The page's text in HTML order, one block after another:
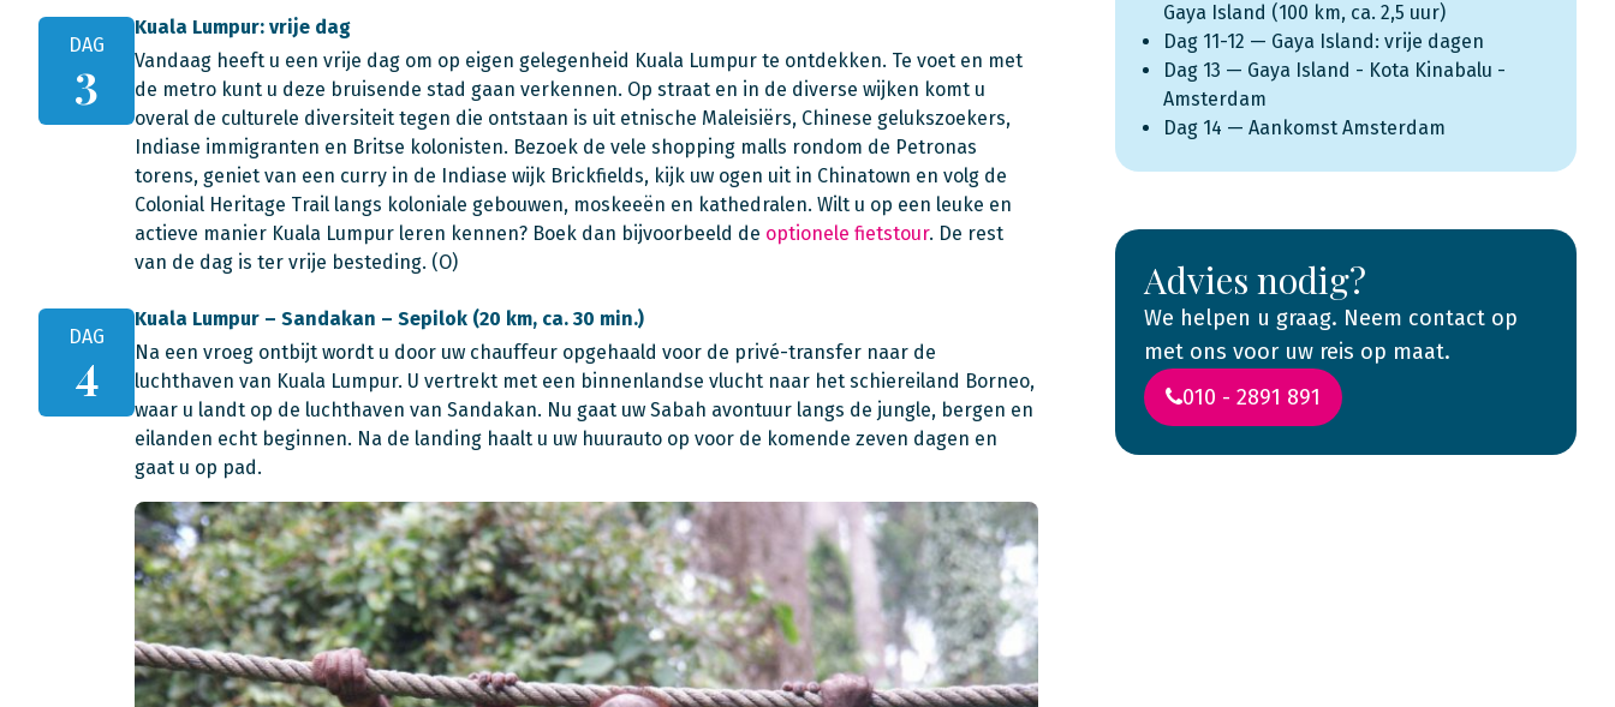
DAG
3
Kuala Lumpur: vrije dag
Vandaag heeft u een vrije dag om op eigen gelegenheid Kuala Lumpur te ontdekken. Te voet en met
de metro kunt u deze bruisende stad gaan verkennen. Op straat en in de diverse wijken komt u
overal de culturele diversiteit tegen die ontstaan is uit etnische Maleisiërs, Chinese gelukszoekers,
Indiase immigranten en Britse kolonisten. Bezoek de vele shopping malls rondom de Petronas
torens, geniet van een curry in de Indiase wijk Brickfields, kijk uw ogen uit in Chinatown en volg de
Colonial Heritage Trail langs koloniale gebouwen, moskeeën en kathedralen. Wilt u op een leuke en
actieve manier Kuala Lumpur leren kennen? Boek dan bijvoorbeeld de optionele fietstour. De rest
van de dag is ter vrije besteding. (O)
DAG
4
Kuala Lumpur – Sandakan – Sepilok (20 km, ca. 30 min.)
Na een vroeg ontbijt wordt u door uw chauffeur opgehaald voor de privé-transfer naar de
luchthaven van Kuala Lumpur. U vertrekt met een binnenlandse vlucht naar het schiereiland Borneo,
waar u landt op de luchthaven van Sandakan. Nu gaat uw Sabah avontuur langs de jungle, bergen en
eilanden echt beginnen. Na de landing haalt u uw huurauto op voor de komende zeven dagen en
gaat u op pad.
Gaya Island (100 km, ca. 2,5 uur)
Dag 11-12 — Gaya Island: vrije dagen
Dag 13 — Gaya Island - Kota Kinabalu -
Amsterdam
Dag 14 — Aankomst Amsterdam
Advies nodig?
We helpen u graag. Neem contact op
met ons voor uw reis op maat.
010 - 2891 891